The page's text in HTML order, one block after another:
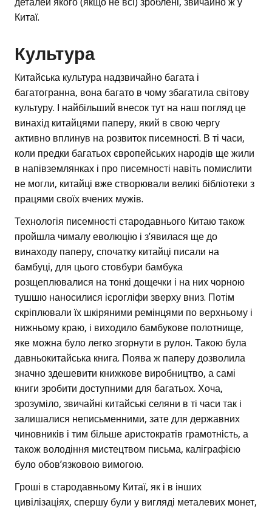
Китаї.
Культура
Китайська культура надзвичайно багата і
багатогранна, вона багато в чому збагатила світову
культуру. І найбільший внесок тут на наш погляд це
винахід китайцями паперу, який в свою чергу
активно вплинув на розвиток писемності. В ті часи,
коли предки багатьох європейських народів ще жили
в напівземлянках і про писемності навіть помислити
не могли, китайці вже створювали великі бібліотеки з
працями своїх вчених мужів.
Технологія писемності стародавнього Китаю також
пройшла чималу еволюцію і з’явилася ще до
винаходу паперу, спочатку китайці писали на
бамбуці, для цього стовбури бамбука
розщеплювалися на тонкі дощечки і на них чорною
тушшю наносилися ієрогліфи зверху вниз. Потім
скріплювали їх шкіряними ремінцями по верхньому і
нижньому краю, і виходило бамбукове полотнище,
яке можна було легко згорнути в рулон. Такою була
давньокитайська книга. Поява ж паперу дозволила
значно здешевити книжкове виробництво, а самі
книги зробити доступними для багатьох. Хоча,
зрозуміло, звичайні китайські селяни в ті часи так і
залишалися неписьменними, зате для державних
чиновників і тим більше аристократів грамотність, а
також володіння мистецтвом письма, каліграфією
було обов’язковою вимогою.
Гроші в стародавньому Китаї, як і в інших
цивілізаціях, спершу були у вигляді металевих монет,